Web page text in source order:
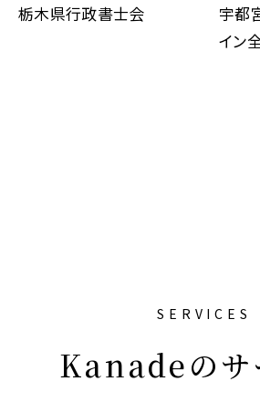
栃木県行政書士会
宇都
イン
SERVICES
Kanadeのサ